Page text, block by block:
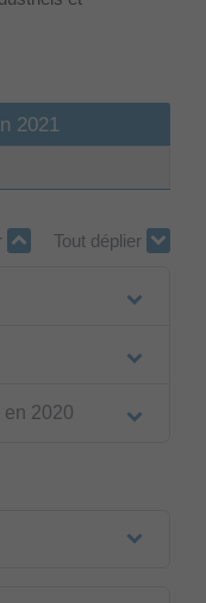
2021
Tout déplier
en 2020